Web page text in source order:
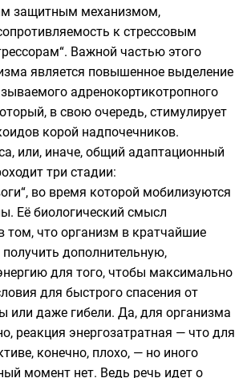
защитным механизмом,
к стрессовым
Важной частью этого
является повышенное выделение
адренокортикотропного
в свою очередь, стимулирует
корой надпочечников.
или, иначе, общий адаптационный
три стадии:
во время которой мобилизуются
Её биологический смысл
том, что организм в кратчайшие
дополнительную,
для того, чтобы максимально
для быстрого спасения от
или даже гибели. Да, для организма
реакция энергозатратная — что для
конечно, плохо, — но иного
момент нет. Ведь речь идет о